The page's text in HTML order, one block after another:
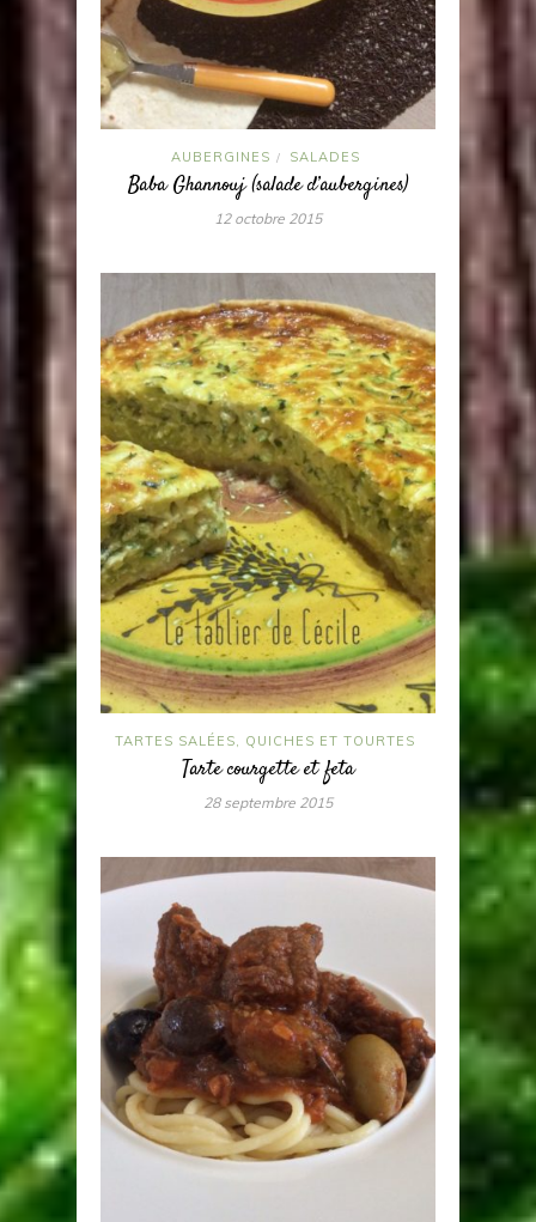
AUBERGINES / SALADES
Baba Ghannouj (salade d’aubergines)
12 octobre 2015
TARTES SALÉES, QUICHES ET TOURTES
Tarte courgette et feta
28 septembre 2015